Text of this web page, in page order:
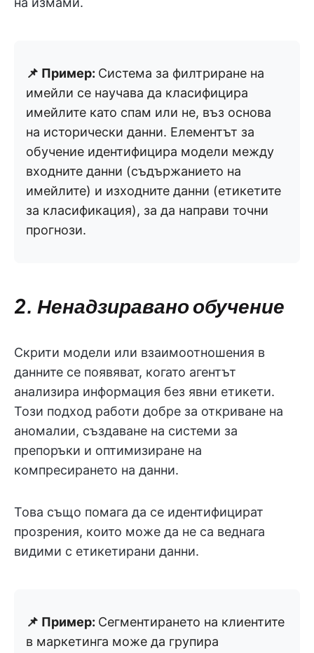
📌 Пример: Система за филтриране на
имейли се научава да класифицира
имейлите като спам или не, въз основа
на исторически данни. Елементът за
обучение идентифицира модели между
входните данни (съдържанието на
имейлите) и изходните данни (етикетите
за класификация), за да направи точни
прогнози.
2. Ненадзиравано обучение
Скрити модели или взаимоотношения в
данните се появяват, когато агентът
анализира информация без явни етикети.
Този подход работи добре за откриване на
аномалии, създаване на системи за
препоръки и оптимизиране на
компресирането на данни.
Това също помага да се идентифицират
прозрения, които може да не са веднага
видими с етикетирани данни.
📌 Пример: Сегментирането на клиентите
в маркетинга може да групира